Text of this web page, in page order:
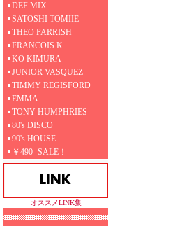
DEF MIX
SATOSHI TOMIIE
THEO PARRISH
FRANCOIS K
KO KIMURA
JUNIOR VASQUEZ
TIMMY REGISFORD
EMMA
TONY HUMPHRIES
80's DISCO
90's HOUSE
￥490- SALE！
オススメLINK集